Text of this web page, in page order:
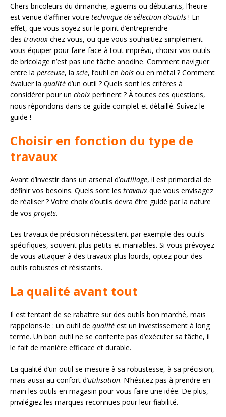
Chers bricoleurs du dimanche, aguerris ou débutants, l’heure
est venue d’affiner votre technique de sélection d’outils ! En
effet, que vous soyez sur le point d’entreprendre
des travaux chez vous, ou que vous souhaitiez simplement
vous équiper pour faire face à tout imprévu, choisir vos outils
de bricolage n’est pas une tâche anodine. Comment naviguer
entre la perceuse, la scie, l’outil en bois ou en métal ? Comment
évaluer la qualité d’un outil ? Quels sont les critères à
considérer pour un choix pertinent ? À toutes ces questions,
nous répondons dans ce guide complet et détaillé. Suivez le
guide !
Choisir en fonction du type de
travaux
Avant d’investir dans un arsenal d’outillage, il est primordial de
définir vos besoins. Quels sont les travaux que vous envisagez
de réaliser ? Votre choix d’outils devra être guidé par la nature
de vos projets.
Les travaux de précision nécessitent par exemple des outils
spécifiques, souvent plus petits et maniables. Si vous prévoyez
de vous attaquer à des travaux plus lourds, optez pour des
outils robustes et résistants.
La qualité avant tout
Il est tentant de se rabattre sur des outils bon marché, mais
rappelons-le : un outil de qualité est un investissement à long
terme. Un bon outil ne se contente pas d’exécuter sa tâche, il
le fait de manière efficace et durable.
La qualité d’un outil se mesure à sa robustesse, à sa précision,
mais aussi au confort d’utilisation. N’hésitez pas à prendre en
main les outils en magasin pour vous faire une idée. De plus,
privilégiez les marques reconnues pour leur fiabilité.